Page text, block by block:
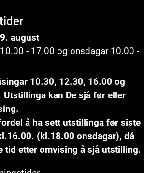
august
- 17.00 og onsdagar 10.00 -
10.30, 12.30, 16.00 og
Utstillinga kan De sjå før eller
å ha sett utstillinga før siste
(kl.18.00 onsdagar), då
tid etter omvising å sjå utstilling.